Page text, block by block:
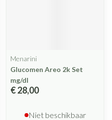
Menarini
Glucomen Areo 2k Set
mg/dl
€ 28,00
Niet beschikbaar